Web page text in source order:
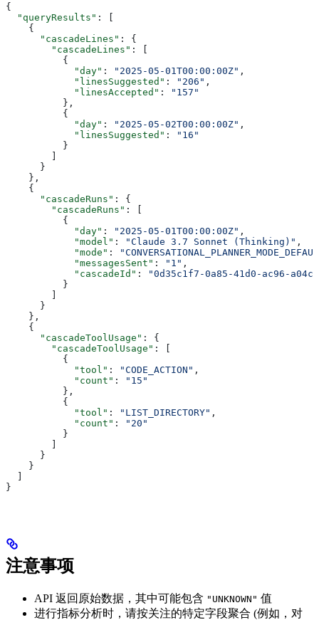
{
  "queryResults"
: [
    {
      "cascadeLines"
: {
        "cascadeLines"
: [
          {
            "day"
: "2025-05-01T00:00:00Z" ,
            "linesSuggested"
: "206" ,
            "linesAccepted"
:
"157"
          },
          {
            "day"
: "2025-05-02T00:00:00Z" ,
            "linesSuggested"
:
"16"
          }
      }
    },
    {
      "cascadeRuns"
: {
        "cascadeRuns"
: [
          {
            "day"
: "2025-05-01T00:00:00Z" ,
            "model"
: "Claude 3.7 Sonnet (Thinking)" ,
            "mode"
:
            "messagesSent"
: "1" ,
            "cascadeId"
:
"0d35c1f7-0a85-41d0-ac96-
          }
      }
    },
    {
      "cascadeToolUsage"
: {
        "cascadeToolUsage"
: [
          {
            "tool"
: "CODE_ACTION" ,
            "count"
:
"15"
          },
          {
            "tool"
: "LIST_DIRECTORY" ,
            "count"
:
"20"
          }
      }
    }
}
注意事项
API 返回原始数据，其中可能包含 "UNKNOWN" 值
进行指标分析时，请按关注的特定字段聚合 (例如，对